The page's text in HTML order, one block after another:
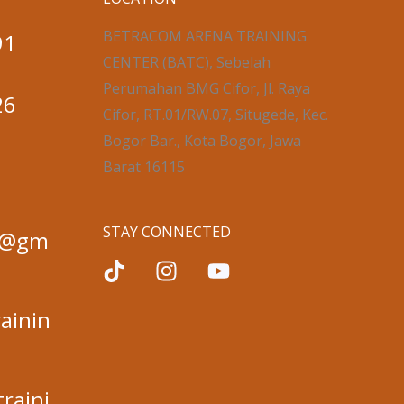
BETRACOM ARENA TRAINING
CENTER (BATC), Sebelah
Perumahan BMG Cifor, Jl. Raya
Cifor, RT.01/RW.07, Situgede, Kec.
Bogor Bar., Kota Bogor, Jawa
Barat 16115
STAY CONNECTED